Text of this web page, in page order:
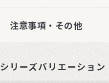
注意事項・その他
シリーズバリエーション